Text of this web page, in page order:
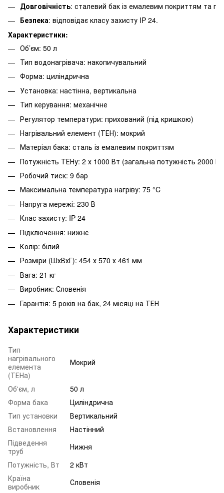
Довговічність: сталевий бак із емалевим покриттям та
Безпека: відповідає класу захисту IP 24.
Характеристики:
Об’єм: 50 л
Тип водонагрівача: накопичувальний
Форма: циліндрична
Установка: настінна, вертикальна
Тип керування: механічне
Регулятор температури: прихований (під кришкою)
Нагрівальний елемент (ТЕН): мокрий
Матеріал бака: сталь із емалевим покриттям
Потужність ТЕНу: 2 х 1000 Вт (загальна потужність 2000
Робочий тиск: 9 бар
Максимальна температура нагріву: 75 °C
Напруга мережі: 230 В
Клас захисту: IP 24
Підключення: нижнє
Колір: білий
Розміри (ШхВхГ): 454 х 570 х 461 мм
Вага: 21 кг
Виробник: Словенія
Гарантія: 5 років на бак, 24 місяці на ТЕН
Характеристики
Тип
нагрівального
елемента
(ТЕНа)
Мокрий
Об'єм, л
50 л
Форма бака
Циліндрична
Тип установки
Вертикальний
Встановлення
Настінний
Підведення
труб
Нижня
Потужність, Вт
2 кВт
Країна
виробник
Словенія